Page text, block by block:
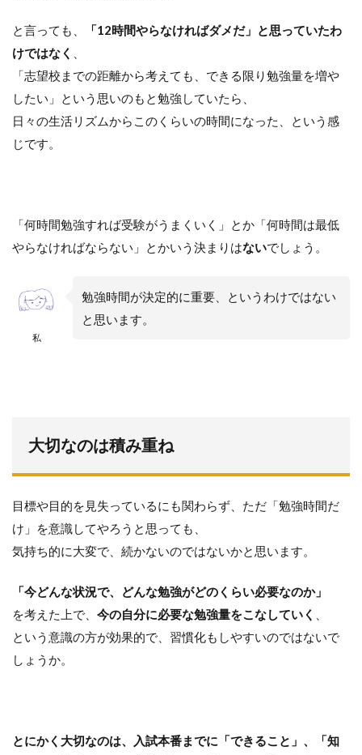
と言っても、
「12時間やらなければダメだ」と思っていたわ
けではなく
「志望校までの距離から考えても、できる限り勉強量を増や
したい」という思いのもと勉強していたら、
日々の生活リズムからこのくらいの時間になった、という感
じです。
「何時間勉強すれば受験がうまくいく」とか「何時間は最低
やらなければならない」とかいう決まりはないでしょう。
私
勉強時間が決定的に重要、というわけではない
と思います。
大切なのは積み重ね
目標や目的を見失っているにも関わらず、ただ「勉強時間だ
け」を意識してやろうと思っても、
気持ち的に大変で、続かないのではないかと思います。
「今どんな状況で、どんな勉強がどのくらい必要なのか」
を考えた上で、 今の自分に必要な勉強量をこなしていく
という意識の方が効果的で、習慣化もしやすいのではないで
しょうか。
とにかく大切なのは、入試本番までに「できること」、「知